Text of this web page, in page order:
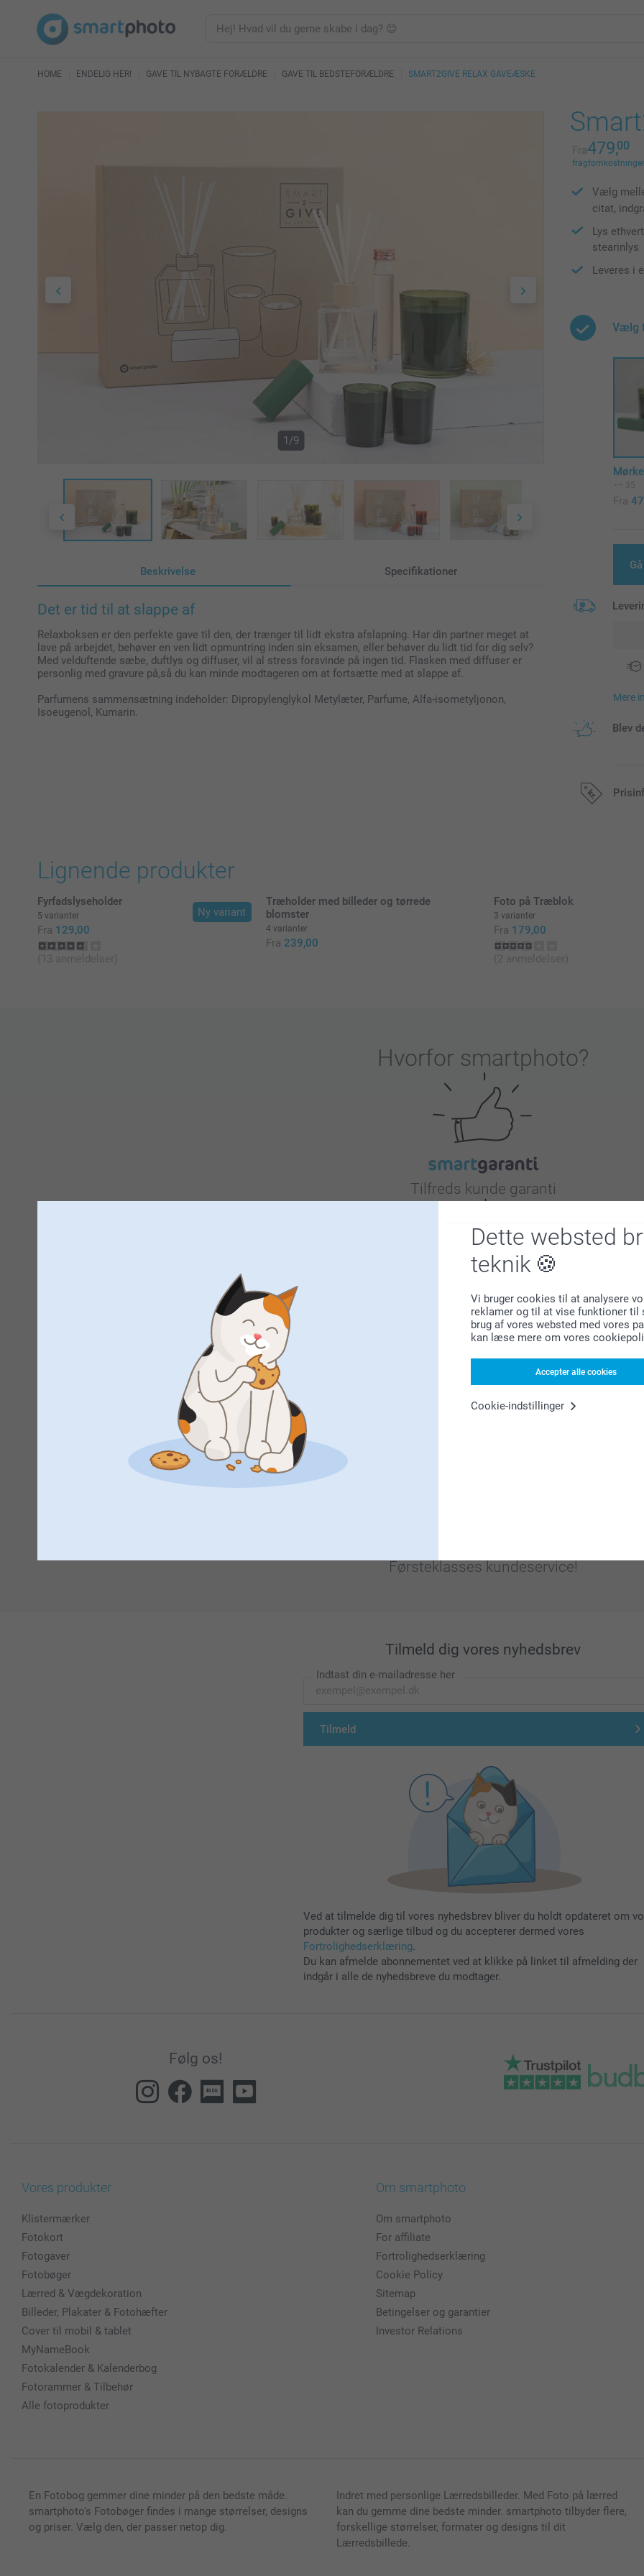
Dette websted
teknik
Vi bruger cookies til at analysere
reklamer og til at vise funktioner til
brug af vores websted med vores
kan læse mere om vores
Accepter alle cookies
Cookie-indstillinger
HOME ENDELIG HER! GAVE TIL NYBAGTE FORÆLDRE GAVE TIL BEDSTEFORÆLDRE SMART2GIVE RELAX GAVEÆSKE
1/9
Beskrivelse Specifikationer
Det er tid til at slappe af
Relaxboksen er den perfekte gave til den, der trænger til lidt ekstra afslapning. Har din partner meget at
lave på arbejdet, behøver en ven lidt opmuntring inden sin eksamen, eller behøver du lidt tid for dig selv?
Med velduftende sæbe, duftlys og diffuser, vil al stress forsvinde på ingen tid. Flasken med diffuser er
personlig med gravure på,så du kan minde modtageren om at fortsætte med at slappe af.
Parfumens sammensætning indeholder: Dipropylenglykol Metylæter, Parfume, Alfa-isometyljonon,
Isoeugenol, Kumarin.
Fra479,00
Vælg
citat,
Lys
stearinlys
Leveres i
Vælg
35
Fra
Mere
Blev
Lignende produkter
Ny variant
Fyrfadslyseholder
5 varianter
Fra 129,00
(13 anmeldelser)
Træholder med billeder og tørrede
blomster
4 varianter
Fra 239,00
Foto på Træblok
3 varianter
Fra 179,00
(2 anmeldelser)
Hvorfor smartphoto?
Tilfreds kunde garanti
Bonus på alle dine køb
Førsteklasses kundeservice!
Tilmeld dig vores nyhedsbrev
Indtast din e-mailadresse her
Tilmeld
Ved at tilmelde dig til vores nyhedsbrev bliver du holdt opdateret om
produkter og særlige tilbud og du accepterer dermed vores
Fortrolighedserklæring.
Du kan afmelde abonnementet ved at klikke på linket til afmelding der
indgår i alle de nyhedsbreve du modtager.
Følg os!
Vores produkter
Klistermærker
Fotokort
Fotogaver
Fotobøger
Lærred & Vægdekoration
Billeder, Plakater & Fotohæfter
Cover til mobil & tablet
MyNameBook
Fotokalender & Kalenderbog
Fotorammer & Tilbehør
Alle fotoprodukter
Om smartphoto
Om smartphoto
For affiliate
Fortrolighedserklæring
Cookie Policy
Sitemap
Betingelser og garantier
Investor Relations
En Fotobog gemmer dine minder på den bedste måde.
smartphoto's Fotobøger findes i mange størrelser, designs
og priser. Vælg den, der passer netop dig.
Indret med personlige Lærredsbilleder. Med Foto på lærred
kan du gemme dine bedste minder. smartphoto tilbyder flere,
forskellige størrelser, formater og designs til dit
Lærredsbillede.